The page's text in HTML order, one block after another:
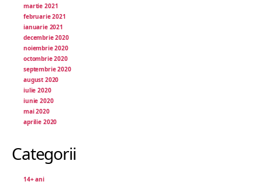
martie 2021
februarie 2021
ianuarie 2021
decembrie 2020
noiembrie 2020
octombrie 2020
septembrie 2020
august 2020
iulie 2020
iunie 2020
mai 2020
aprilie 2020
Categorii
14+ ani